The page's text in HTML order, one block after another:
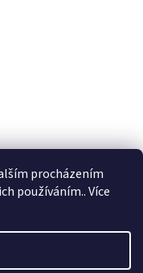
procházením
používáním.. Více